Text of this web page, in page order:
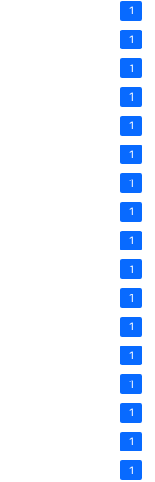
1
1
1
1
1
1
1
1
1
1
1
1
1
1
1
1
1